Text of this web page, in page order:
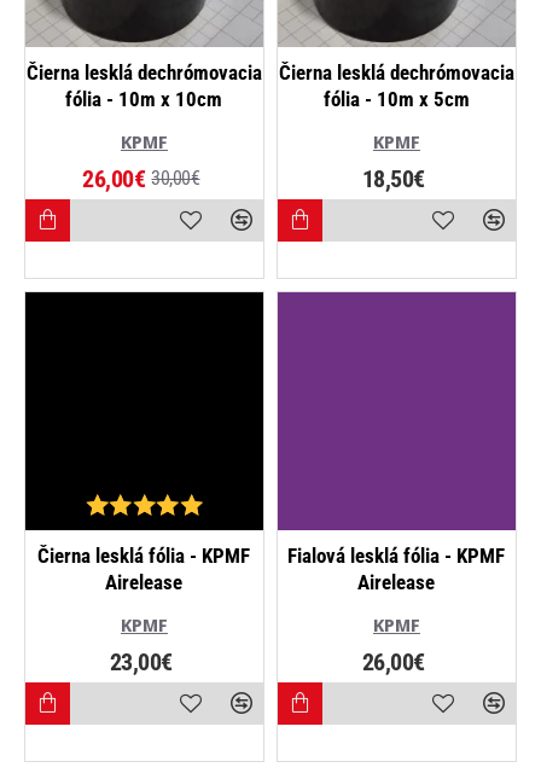
NAJPREDÁVANEJŠIE
-13%
KPMF
Čierna lesklá dechrómovacia
fólia - 10m x 10cm
26,00€ 30,00€
NAJPREDÁVANEJŠIE
KPMF
Čierna lesklá dechrómovacia
fólia - 10m x 5cm
18,50€
NAJPREDÁVANEJŠIE
KPMF
Čierna lesklá fólia - KPMF
Airelease
23,00€
NOVINKA
KPMF
Fialová lesklá fólia - KPMF
Airelease
26,00€